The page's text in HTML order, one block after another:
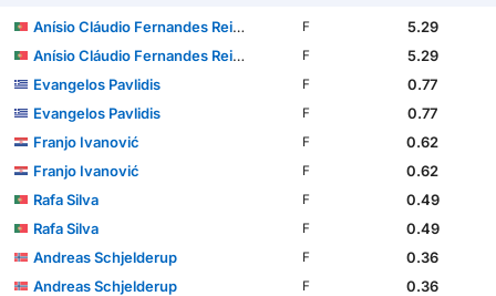
Anísio Cláudio Fernandes Reis Cabral F
5.29
Anísio Cláudio Fernandes Reis Cabral
F
5.29
Evangelos Pavlidis
F
0.77
Evangelos Pavlidis
F
0.77
Franjo Ivanović
F
0.62
Franjo Ivanović
F
0.62
Rafa Silva
F
0.49
Rafa Silva
F
0.49
Andreas Schjelderup
F
0.36
Andreas Schjelderup
F
0.36